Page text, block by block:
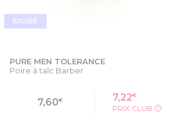
ÉPUISÉ
PURE MEN TOLERANCE
Poire à talc Barber
7,60€ 7,22€
PRIX CLUB ?